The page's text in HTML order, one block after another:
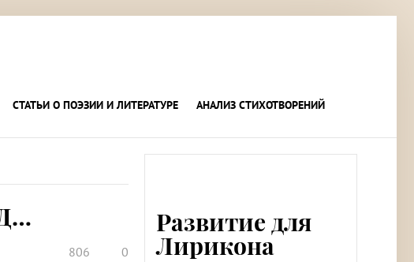
СТАТЬИ О ПОЭЗИИ И ЛИТЕРАТУРЕ АНАЛИЗ СТИХОТВОРЕНИЙ
806 0
Развитие для
Лирикона